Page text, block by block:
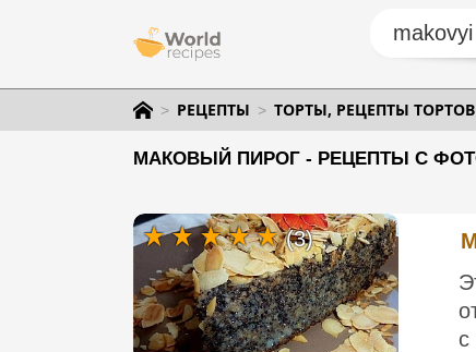
РЕЦЕПТЫ ТОРТЫ, РЕЦЕПТЫ ТОРТОВ
МАКОВЫЙ ПИРОГ - РЕЦЕПТЫ С
с
(3)